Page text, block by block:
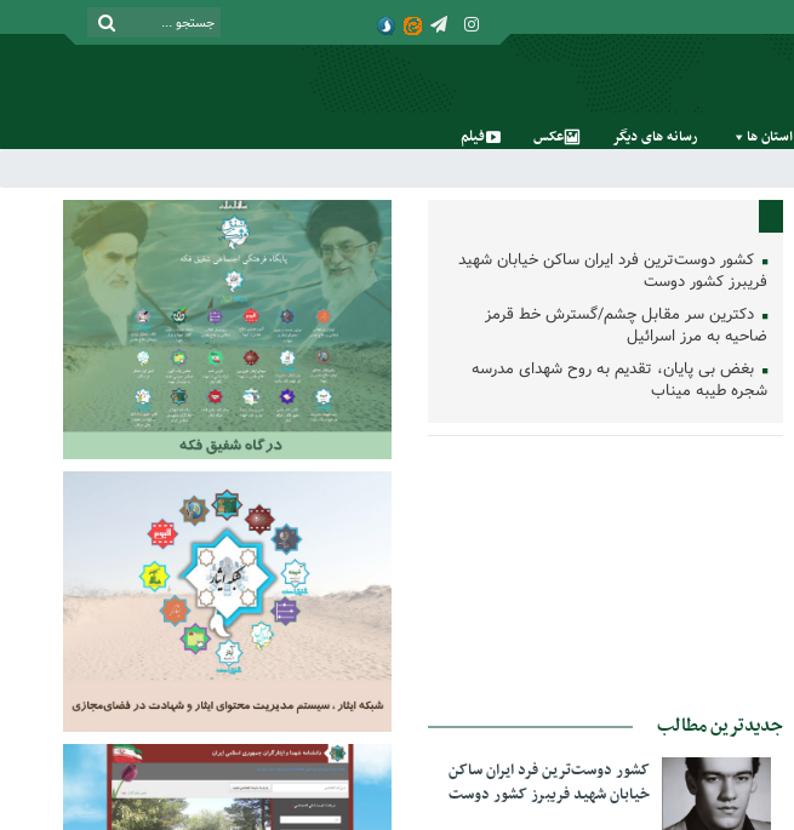
استان‌ ها رسانه‌ های‌ دیگر عکس فیلم
کشور دوست‌ترین فرد ایران ساکن خیابان شهید
فریبرز کشور دوست
دکترین سر مقابل چشم/گسترش خط قرمز
ضاحیه به مرز اسرائیل
بغض بی پایان، تقدیم به روح شهدای مدرسه
شجره طیبه میناب
جدیدترین مطالب
کشور دوست‌ترین فرد ایران ساکن
خیابان شهید فریبرز کشور دوست